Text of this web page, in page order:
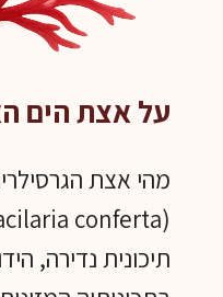
על אצת הים
מהי אצת
תיכונית נדירה,